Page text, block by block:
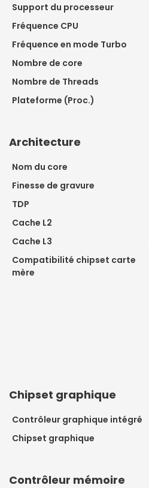
Support du processeur
Fréquence CPU
Fréquence en mode Turbo
Nombre de core
Nombre de Threads
Plateforme (Proc.)
Architecture
Nom du core
Finesse de gravure
TDP
Cache L2
Cache L3
Compatibilité chipset carte
mère
Chipset graphique
Contrôleur graphique intégré
Chipset graphique
Contrôleur mémoire